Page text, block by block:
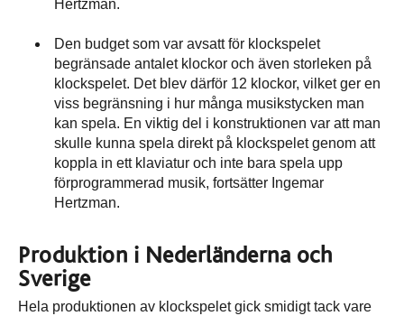
Hertzman.
Den budget som var avsatt för klockspelet
begränsade antalet klockor och även storleken på
klockspelet. Det blev därför 12 klockor, vilket ger en
viss begränsning i hur många musikstycken man
kan spela. En viktig del i konstruktionen var att man
skulle kunna spela direkt på klockspelet genom att
koppla in ett klaviatur och inte bara spela upp
förprogrammerad musik, fortsätter Ingemar
Hertzman.
Produktion i Nederländerna och
Sverige
Hela produktionen av klockspelet gick smidigt tack vare